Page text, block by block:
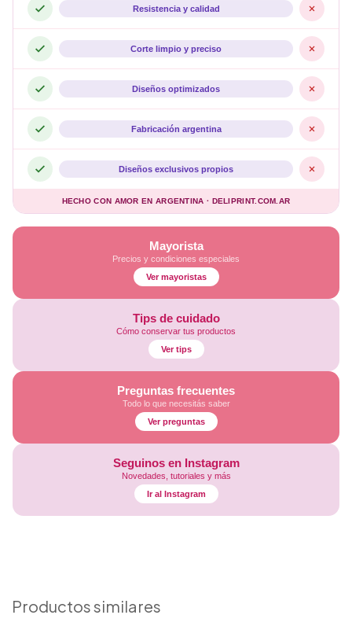
Mayorista
Precios y condiciones especiales
Ver mayoristas
Tips de cuidado
Cómo conservar tus productos
Ver tips
Preguntas frecuentes
Todo lo que necesitás saber
Ver preguntas
Seguinos en Instagram
Novedades, tutoriales y más
Ir al Instagram
Resistencia y calidad
Corte limpio y preciso
Diseños optimizados
Fabricación argentina
Diseños exclusivos propios
HECHO CON AMOR EN ARGENTINA · DELIPRINT.COM.AR
Productos similares